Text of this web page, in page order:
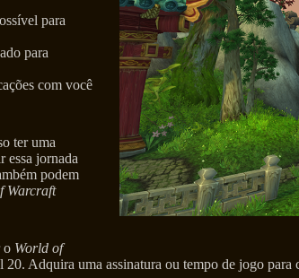
para
para
com você
ter uma
essa jornada
podem
Warcraft
o World of
Adquira uma assinatura ou tempo de jogo